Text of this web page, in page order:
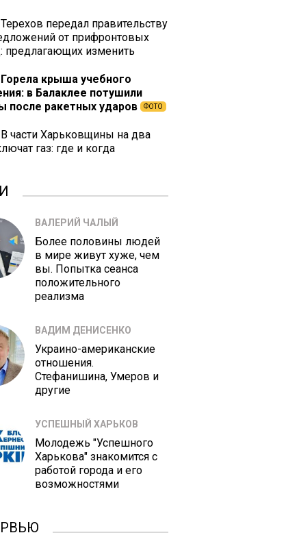
Терехов передал правительству
от прифронтовых
предлагающих изменить
Горела крыша учебного
в Балаклее потушили
после ракетных ударов
ФОТО
В части Харьковщины на два
газ: где и когда
ВАЛЕРИЙ ЧАЛЫЙ
Более половины людей
в мире живут хуже, чем
вы. Попытка сеанса
положительного
реализма
ВАДИМ ДЕНИСЕНКО
Украино-американские
отношения.
Стефанишина, Умеров и
другие
УСПЕШНЫЙ ХАРЬКОВ
Молодежь "Успешного
Харькова" знакомится с
работой города и его
возможностями